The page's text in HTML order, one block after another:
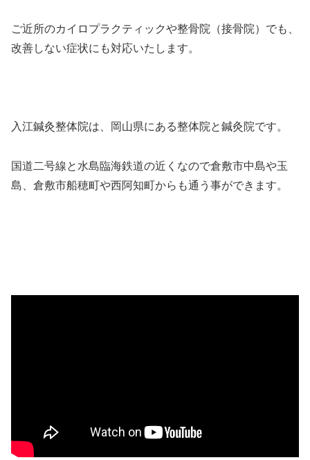
ご近所のカイロプラクティックや整骨院（接骨院）でも、
改善しない症状にも対応いたします。
入江鍼灸整体院は、岡山県にある整体院と鍼灸院です。
国道二号線と水島臨海鉄道の近くなので倉敷市中島や玉
島、倉敷市船穂町や西阿知町からも通う事ができます。